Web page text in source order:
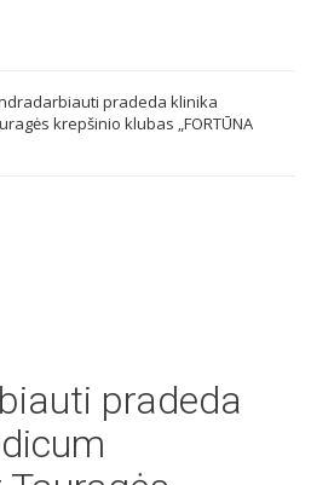
pradeda klinika
krepšinio klubas „FORTŪNA
pradeda